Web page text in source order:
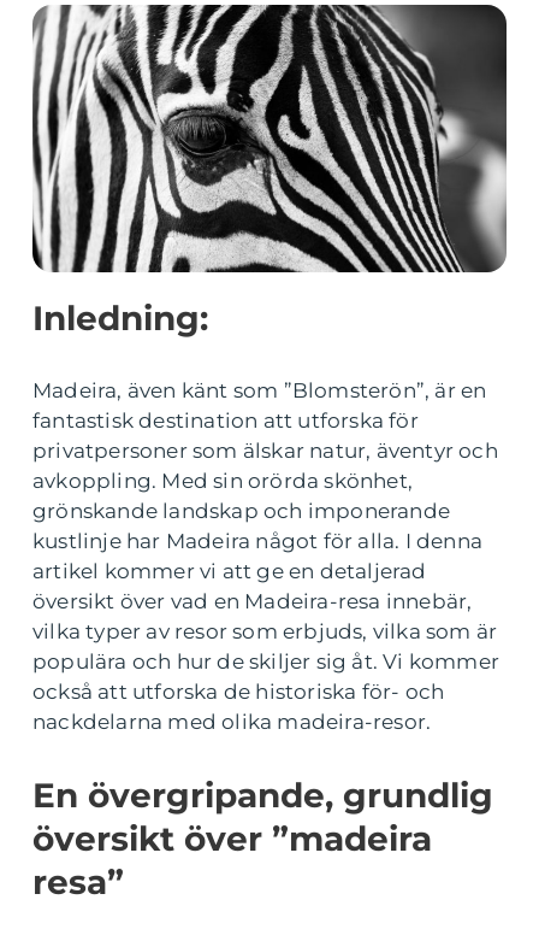
Inledning:
Madeira, även känt som ”Blomsterön”, är en
fantastisk destination att utforska för
privatpersoner som älskar natur, äventyr och
avkoppling. Med sin orörda skönhet,
grönskande landskap och imponerande
kustlinje har Madeira något för alla. I denna
artikel kommer vi att ge en detaljerad
översikt över vad en Madeira-resa innebär,
vilka typer av resor som erbjuds, vilka som är
populära och hur de skiljer sig åt. Vi kommer
också att utforska de historiska för- och
nackdelarna med olika madeira-resor.
En övergripande, grundlig
översikt över ”madeira
resa”